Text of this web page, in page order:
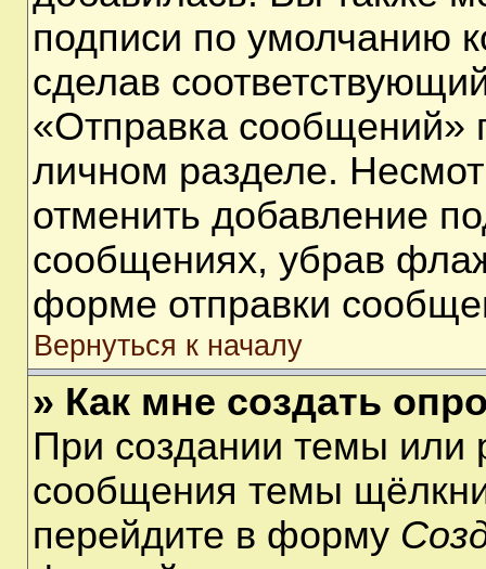
подписи по умолчанию
сделав
«Отправка сообщений»
личном разделе.
отменить добавление
сообщениях, убрав
форме отправки
Вернуться к началу
» Как мне создать
При создании темы или
сообщения темы
перейдите в форму